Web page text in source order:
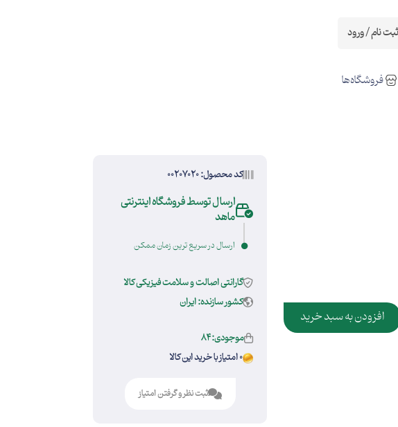
ثبت نام / ورود
فروشگاه‌ها
افزودن به سبد خرید
کد محصول: 00207020
ارسال توسط فروشگاه اینترنتی
ماهد
ارسال در سریع ترین زمان ممکن
گارانتی اصالت و سلامت فیزیکی کالا
کشور سازنده: ایران
موجودی:84
0 امتیاز با خرید این کالا
ثبت نظر و گرفتن امتیاز